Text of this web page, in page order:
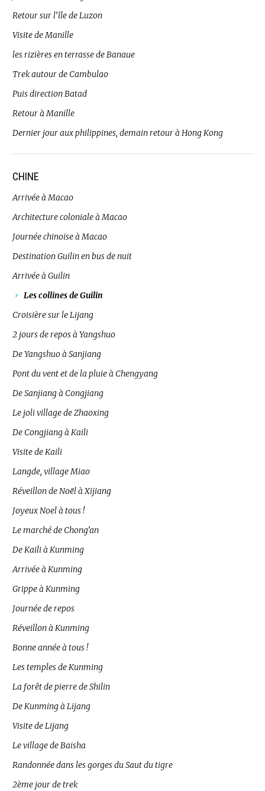
Retour sur l’île de Luzon
Visite de Manille
les rizières en terrasse de Banaue
Trek autour de Cambulao
Puis direction Batad
Retour à Manille
Dernier jour aux philippines, demain retour à Hong Kong
CHINE
Arrivée à Macao
Architecture coloniale à Macao
Journée chinoise à Macao
Destination Guilin en bus de nuit
Arrivée à Guilin
Les collines de Guilin
Croisière sur le Lijang
2 jours de repos à Yangshuo
De Yangshuo à Sanjiang
Pont du vent et de la pluie à Chengyang
De Sanjiang à Congjiang
Le joli village de Zhaoxing
De Congjiang à Kaili
Visite de Kaili
Langde, village Miao
Réveillon de Noël à Xijiang
Joyeux Noel à tous !
Le marché de Chong’an
De Kaili à Kunming
Arrivée à Kunming
Grippe à Kunming
Journée de repos
Réveillon à Kunming
Bonne année à tous !
Les temples de Kunming
La forêt de pierre de Shilin
De Kunming à Lijang
Visite de Lijang
Le village de Baisha
Randonnée dans les gorges du Saut du tigre
2ème jour de trek